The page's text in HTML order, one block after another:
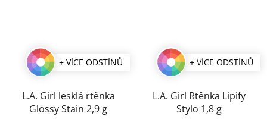
+ VÍCE ODSTÍNŮ
L.A. Girl lesklá rtěnka
Glossy Stain 2,9 g
+ VÍCE ODSTÍNŮ
L.A. Girl Rtěnka Lipify
Stylo 1,8 g